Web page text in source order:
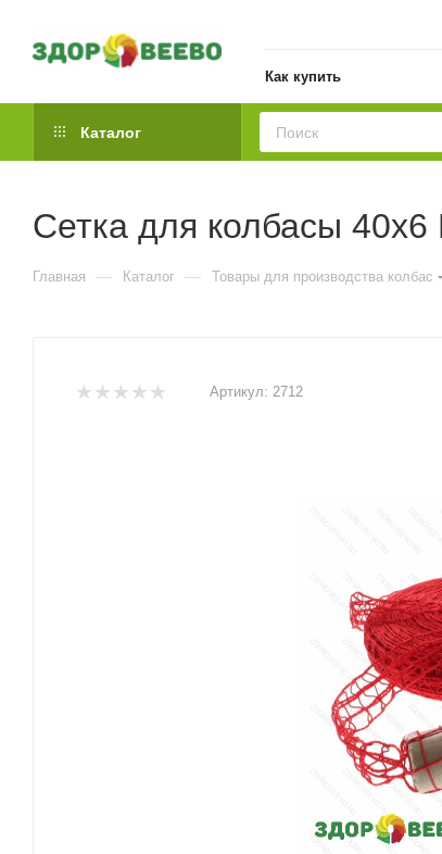
Как купить
Каталог
Сетка для колбасы 40х6
Главная — Каталог — Товары для производства колбас
Артикул: 2712